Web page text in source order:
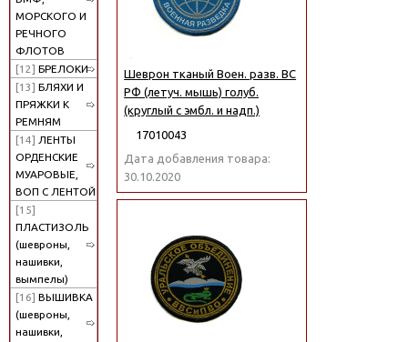
МОРСКОГО И
РЕЧНОГО
ФЛОТОВ
[12] БРЕЛОКИ
[13] БЛЯХИ И
ПРЯЖКИ К
РЕМНЯМ
[14] ЛЕНТЫ
ОРДЕНСКИЕ
МУАРОВЫЕ,
ВОП С ЛЕНТОЙ
[15]
ПЛАСТИЗОЛЬ
(шевроны,
нашивки,
вымпелы)
[16] ВЫШИВКА
(шевроны,
нашивки,
Шеврон тканый Воен. разв. ВС
РФ (летуч. мышь) голуб.
(круглый с эмбл. и надп.)
17010043
Дата добавления товара:
30.10.2020